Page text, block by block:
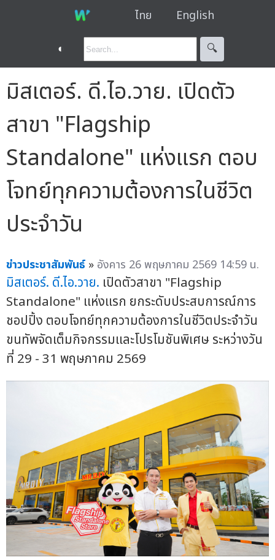
ไทย English
◐ 🔍︎
มิสเตอร์. ดี.ไอ.วาย. เปิดตัว
สาขา "Flagship
Standalone" แห่งแรก ตอบ
โจทย์ทุกความต้องการในชีวิต
ประจำวัน
ข่าวประชาสัมพันธ์ » อังคาร 26 พฤษภาคม 2569 14:59 น.
มิสเตอร์. ดี.ไอ.วาย. เปิดตัวสาขา "Flagship
Standalone" แห่งแรก ยกระดับประสบการณ์การ
ชอปปิ้ง ตอบโจทย์ทุกความต้องการในชีวิตประจำวัน
ขนทัพจัดเต็มกิจกรรมและโปรโมชันพิเศษ ระหว่างวัน
ที่ 29 - 31 พฤษภาคม 2569